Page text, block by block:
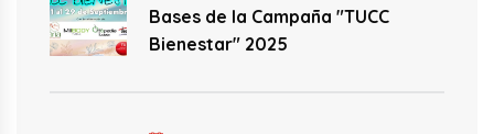
Bases de la Campaña "TUCC
Bienestar" 2025